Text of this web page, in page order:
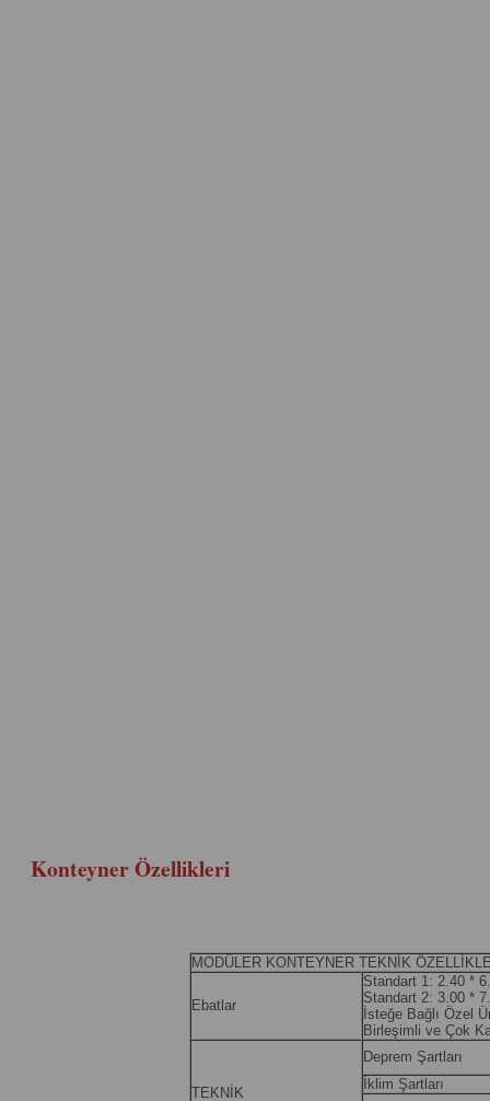
Konteyner Özellikleri
MODÜLER KONTEYNER TEKNİK
Ebatlar
Standart 1: 2.40 *
Standart 2: 3.00 *
İsteğe Bağlı Özel
Birleşimli ve Çok
TEKNİK
Deprem Şartları
İklim Şartları